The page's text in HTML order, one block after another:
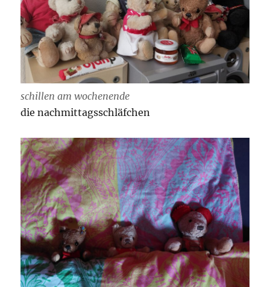
schillen am wochenende
die nachmittagsschläfchen